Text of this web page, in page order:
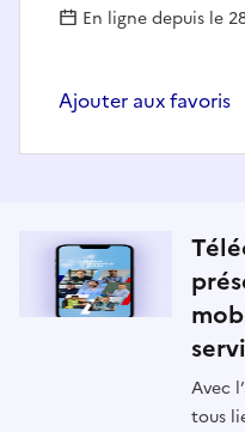
En ligne depuis le
Ajouter aux favoris
Avec
tous